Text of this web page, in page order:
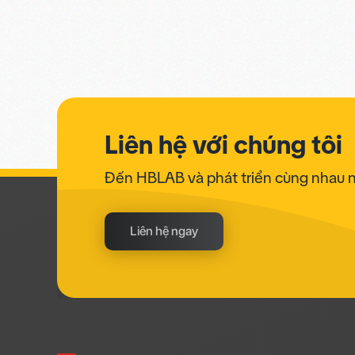
Liên hệ với chúng tôi
Đến HBLAB và phát triển cùng nhau
Liên hệ ngay